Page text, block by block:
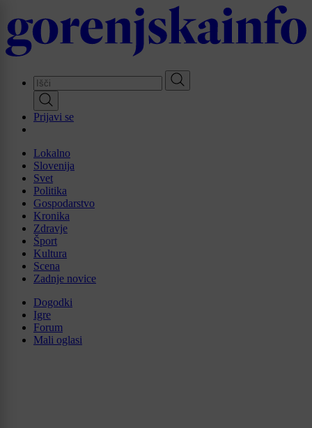
to
main
content
Prijavi se
Lokalno
Slovenija
Svet
Politika
Gospodarstvo
Kronika
Zdravje
Šport
Kultura
Scena
Zadnje novice
Dogodki
Igre
Forum
Mali oglasi